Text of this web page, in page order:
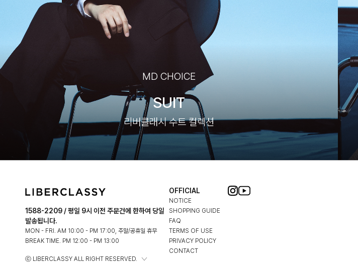
MD CHOICE
SUIT
리버클래시 수트 컬렉션
1588-2209 / 평일 9시 이전 주문건에 한하여 당일
발송됩니다.
MON - FRI. AM 10:00 - PM 17:00, 주말/공휴일 휴무
BREAK TIME. PM 12:00 - PM 13:00
ⓒ LIBERCLASSY ALL RIGHT RESERVED.
OFFICIAL
NOTICE
SHOPPING GUIDE
FAQ
TERMS OF USE
PRIVACY POLICY
CONTACT